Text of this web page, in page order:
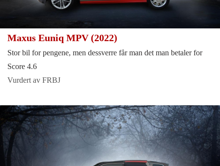
Maxus Euniq MPV (2022)
Stor bil for pengene, men dessverre får man det man betaler for
Score 4.6
Vurdert av FRBJ